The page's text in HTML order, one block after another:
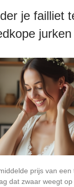
je failliet
jurken
prijs van een
dat zwaar weegt